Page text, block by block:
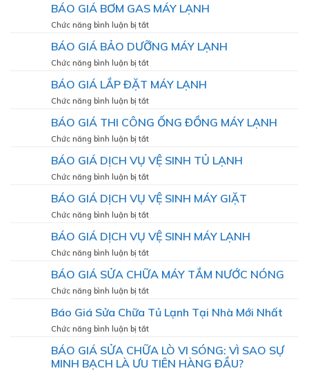
Phường
Gòn
sinh
máy
âm
–
pháp
giúp
máy
hoạt
động
bền
bỉ,
lạnh
BÁO GIÁ BƠM GAS MÁY LẠNH
Chức năng bình luận bị tắtở
GIÁ
BƠM
MÁY
BÁO GIÁ BẢO DƯỠNG MÁY LẠNH
Chức năng bình luận bị tắtở
GIÁ
BẢO
MÁY
BÁO GIÁ LẮP ĐẶT MÁY LẠNH
Chức năng bình luận bị tắtở
GIÁ
LẮP
MÁY
LẠNH
BÁO GIÁ THI CÔNG ỐNG ĐỒNG MÁY LẠNH
Chức năng bình luận bị tắtở
GIÁ
THI
ỐNG
ĐỒNG
MÁY
LẠNH
BÁO GIÁ DỊCH VỤ VỆ SINH TỦ LẠNH
Chức năng bình luận bị tắtở
GIÁ
DỊCH
VỆ
SINH
TỦ
LẠNH
BÁO GIÁ DỊCH VỤ VỆ SINH MÁY GIẶT
Chức năng bình luận bị tắtở
GIÁ
DỊCH
VỆ
MÁY
GIẶT
BÁO GIÁ DỊCH VỤ VỆ SINH MÁY LẠNH
Chức năng bình luận bị tắtở
GIÁ
DỊCH
VỆ
MÁY
LẠNH
BÁO GIÁ SỬA CHỮA MÁY TẮM NƯỚC NÓNG
Chức năng bình luận bị tắtở
GIÁ
SỬA
MÁY
TẮM
Báo Giá Sửa Chữa Tủ Lạnh Tại Nhà Mới Nhất
Chức năng bình luận bị tắtở
Giá
Sửa
BÁO GIÁ SỬA CHỮA LÒ VI SÓNG: VÌ SAO SỰ
MINH BẠCH LÀ ƯU TIÊN HÀNG ĐẦU?